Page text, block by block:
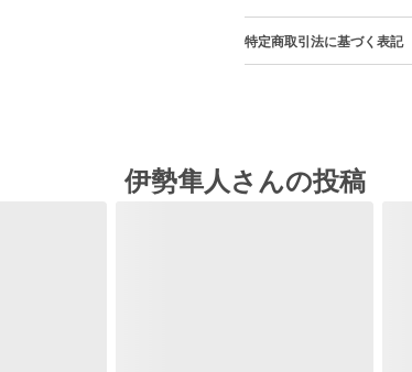
特定商取引法に基づく表記
伊勢隼人さんの投稿